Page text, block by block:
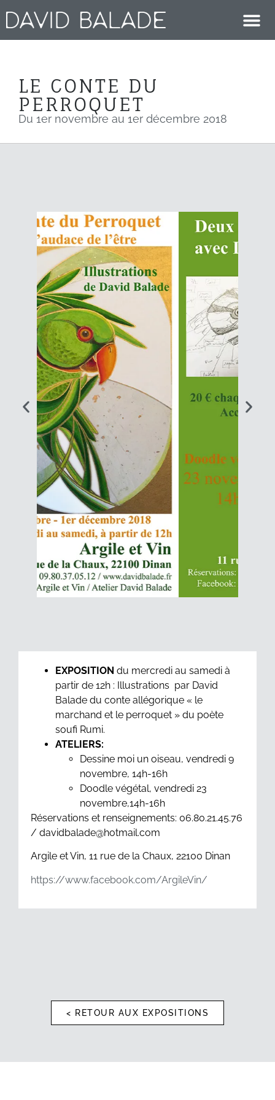
LE CONTE DU
PERROQUET
Du 1er novembre au 1er décembre 2018
EXPOSITION du mercredi au samedi à
partir de 12h : Illustrations par David
Balade du conte allégorique « le
marchand et le perroquet » du poète
soufi Rumi.
ATELIERS:
Dessine moi un oiseau, vendredi 9
novembre, 14h-16h
Doodle végétal, vendredi 23
novembre,14h-16h
Réservations et renseignements: 06.80.21.45.76
/ davidbalade@hotmail.com
Argile et Vin, 11 rue de la Chaux, 22100 Dinan
https://www.facebook.com/ArgileVin/
< RETOUR AUX EXPOSITIONS